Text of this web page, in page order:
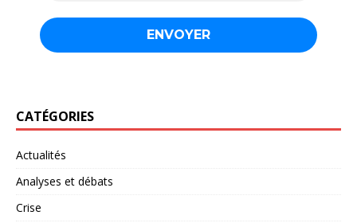
CATÉGORIES
Actualités
Analyses et débats
Crise